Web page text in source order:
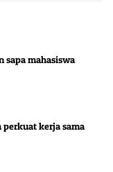
sapa mahasiswa
perkuat kerja sama